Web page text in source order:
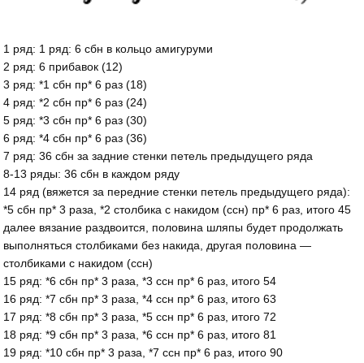
1 ряд: 1 ряд: 6 сбн в кольцо амигуруми
2 ряд: 6 прибавок (12)
3 ряд: *1 сбн пр* 6 раз (18)
4 ряд: *2 сбн пр* 6 раз (24)
5 ряд: *3 сбн пр* 6 раз (30)
6 ряд: *4 сбн пр* 6 раз (36)
7 ряд: 36 сбн за задние стенки петель предыдущего ряда
8-13 ряды: 36 сбн в каждом ряду
14 ряд (вяжется за передние стенки петель предыдущего ряда):
*5 сбн пр* 3 раза, *2 столбика с накидом (ссн) пр* 6 раз, итого 45
далее вязание раздвоится, половина шляпы будет продолжать
выполняться столбиками без накида, другая половина —
столбиками с накидом (ссн)
15 ряд: *6 сбн пр* 3 раза, *3 ссн пр* 6 раз, итого 54
16 ряд: *7 сбн пр* 3 раза, *4 ссн пр* 6 раз, итого 63
17 ряд: *8 сбн пр* 3 раза, *5 ссн пр* 6 раз, итого 72
18 ряд: *9 сбн пр* 3 раза, *6 ссн пр* 6 раз, итого 81
19 ряд: *10 сбн пр* 3 раза, *7 ссн пр* 6 раз, итого 90